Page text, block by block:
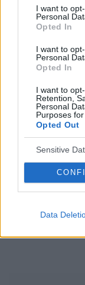
I want to
Personal
Opted In
I want to
Personal
Opted In
I want to
Retention,
Personal
Purposes
Opted Out
Sensitive
Data
embolizacja
ropień gruczołu